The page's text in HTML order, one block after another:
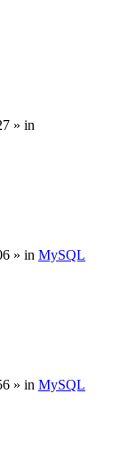
» in
» in MySQL
» in MySQL